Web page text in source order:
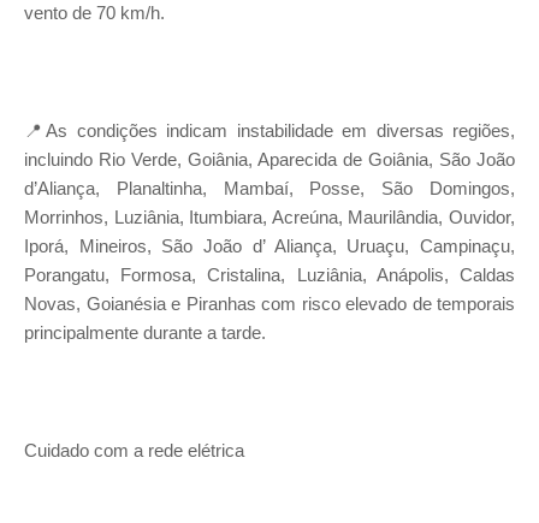
vento de 70 km/h.
📍As condições indicam instabilidade em diversas regiões,
incluindo Rio Verde, Goiânia, Aparecida de Goiânia, São João
d’Aliança, Planaltinha, Mambaí, Posse, São Domingos,
Morrinhos, Luziânia, Itumbiara, Acreúna, Maurilândia, Ouvidor,
Iporá, Mineiros, São João d’ Aliança, Uruaçu, Campinaçu,
Porangatu, Formosa, Cristalina, Luziânia, Anápolis, Caldas
Novas, Goianésia e Piranhas com risco elevado de temporais
principalmente durante a tarde.
Cuidado com a rede elétrica